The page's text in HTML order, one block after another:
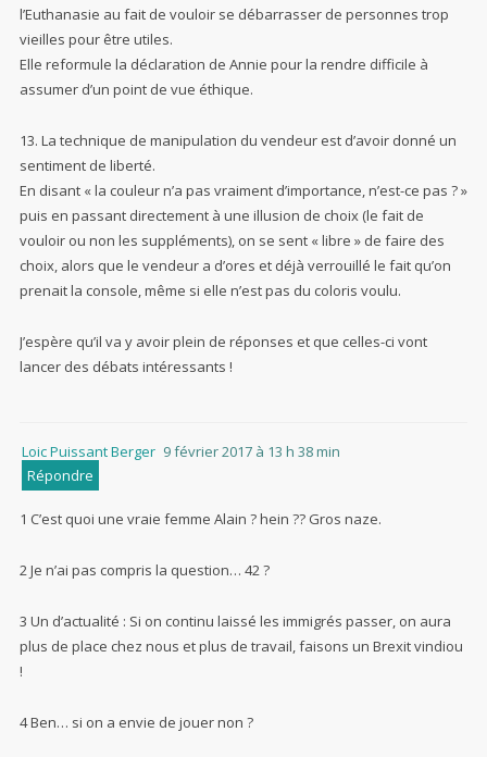
l’Euthanasie au fait de vouloir se débarrasser de personnes trop
vieilles pour être utiles.
Elle reformule la déclaration de Annie pour la rendre difficile à
assumer d’un point de vue éthique.
13. La technique de manipulation du vendeur est d’avoir donné un
sentiment de liberté.
En disant « la couleur n’a pas vraiment d’importance, n’est-ce pas ? »
puis en passant directement à une illusion de choix (le fait de
vouloir ou non les suppléments), on se sent « libre » de faire des
choix, alors que le vendeur a d’ores et déjà verrouillé le fait qu’on
prenait la console, même si elle n’est pas du coloris voulu.
J’espère qu’il va y avoir plein de réponses et que celles-ci vont
lancer des débats intéressants !
Loic Puissant Berger 9 février 2017 à 13 h 38 min
Répondre
1 C’est quoi une vraie femme Alain ? hein ?? Gros naze.
2 Je n’ai pas compris la question… 42 ?
3 Un d’actualité : Si on continu laissé les immigrés passer, on aura
plus de place chez nous et plus de travail, faisons un Brexit vindiou
!
4 Ben… si on a envie de jouer non ?